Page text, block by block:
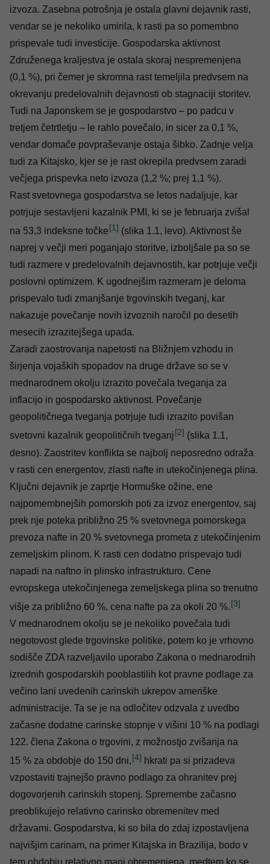
izvoza. Zasebna potrošnja je ostala glavni dejavnik rasti,
vendar se je nekoliko umirila, k rasti pa so pomembno
prispevale tudi investicije. Gospodarska aktivnost
Združenega kraljestva je ostala skoraj nespremenjena
(0,1 %), pri čemer je skromna rast temeljila predvsem na
okrevanju predelovalnih dejavnosti ob stagnaciji storitev.
Tudi na Japonskem se je gospodarstvo – po padcu v
tretjem četrtletju – le rahlo povečalo, in sicer za 0,1 %,
vendar domače povpraševanje ostaja šibko. Zadnje velja
tudi za Kitajsko, kjer se je rast okrepila predvsem zaradi
večjega prispevka neto izvoza (1,2 %; prej 1,1 %).
Rast svetovnega gospodarstva se letos nadaljuje, kar
potrjuje sestavljeni kazalnik PMI, ki se je februarja zvišal
na 53,3 indeksne točke [1] (slika 1.1, levo). Aktivnost še
naprej v večji meri poganjajo storitve, izboljšale pa so se
tudi razmere v predelovalnih dejavnostih, kar potrjuje večji
poslovni optimizem. K ugodnejšim razmeram je deloma
prispevalo tudi zmanjšanje trgovinskih tveganj, kar
nakazuje povečanje novih izvoznih naročil po desetih
mesecih izrazitejšega upada.
Zaradi zaostrovanja napetosti na Bližnjem vzhodu in
širjenja vojaških spopadov na druge države so se v
mednarodnem okolju izrazito povečala tveganja za
inflacijo in gospodarsko aktivnost. Povečanje
geopolitičnega tveganja potrjuje tudi izrazito povišan
svetovni kazalnik geopolitičnih tveganj [2] (slika 1.1,
desno). Zaostritev konflikta se najbolj neposredno odraža
v rasti cen energentov, zlasti nafte in utekočinjenega plina.
Ključni dejavnik je zaprtje Hormuške ožine, ene
najpomembnejših pomorskih poti za izvoz energentov, saj
prek nje poteka približno 25 % svetovnega pomorskega
prevoza nafte in 20 % svetovnega prometa z utekočinjenim
zemeljskim plinom. K rasti cen dodatno prispevajo tudi
napadi na naftno in plinsko infrastrukturo. Cene
evropskega utekočinjenega zemeljskega plina so trenutno
višje za približno 60 %, cena nafte pa za okoli 20 %. [3]
V mednarodnem okolju se je nekoliko povečala tudi
negotovost glede trgovinske politike, potem ko je vrhovno
sodišče ZDA razveljavilo uporabo Zakona o mednarodnih
izrednih gospodarskih pooblastilih kot pravne podlage za
večino lani uvedenih carinskih ukrepov ameriške
administracije. Ta se je na odločitev odzvala z uvedbo
začasne dodatne carinske stopnje v višini 10 % na podlagi
122. člena Zakona o trgovini, z možnostjo zvišanja na
15 % za obdobje do 150 dni, [4] hkrati pa si prizadeva
vzpostaviti trajnejšo pravno podlago za ohranitev prej
dogovorjenih carinskih stopenj. Spremembe začasno
preoblikujejo relativno carinsko obremenitev med
državami. Gospodarstva, ki so bila do zdaj izpostavljena
najvišjim carinam, na primer Kitajska in Brazilija, bodo v